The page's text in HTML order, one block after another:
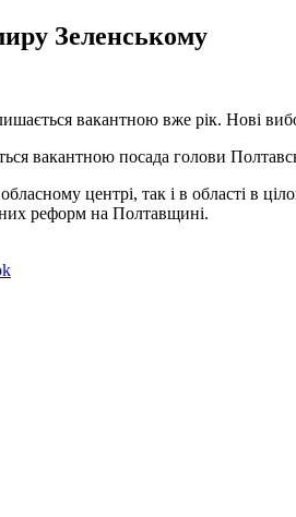
Зеленському
вакантною вже рік. Нові
вакантною посада голови
центрі, так і в області в
реформ на Полтавщині.